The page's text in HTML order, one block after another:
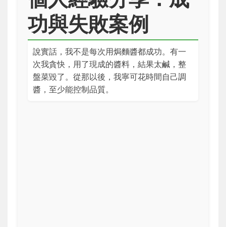
功與失敗案例
說實話，我不是每次用焗麵醬都成功。有一
次我貪快，用了現成的醬料，結果太鹹，整
盤菜毀了。從那以後，我寧可花時間自己調
醬，至少能控制品質。